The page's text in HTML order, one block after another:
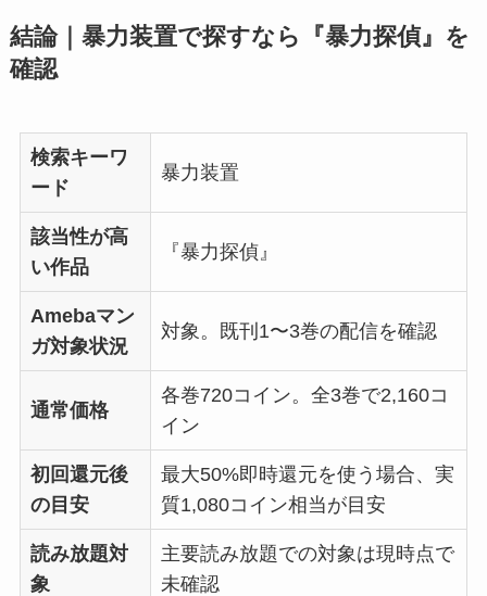
結論｜暴力装置で探すなら『暴力探偵』を
確認
検索キーワ
ード
暴力装置
該当性が高
い作品
『暴力探偵』
Amebaマン
ガ対象状況
対象。既刊1〜3巻の配信を確認
通常価格
各巻720コイン。全3巻で2,160コ
イン
初回還元後
の目安
最大50%即時還元を使う場合、実
質1,080コイン相当が目安
読み放題対
象
主要読み放題での対象は現時点で
未確認